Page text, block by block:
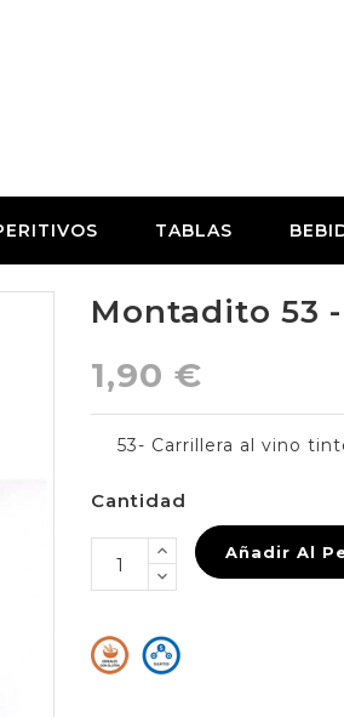
TABLAS
Montadito 53 -
1,90 €
53- Carrillera al vino
Cantidad
Añadir Al